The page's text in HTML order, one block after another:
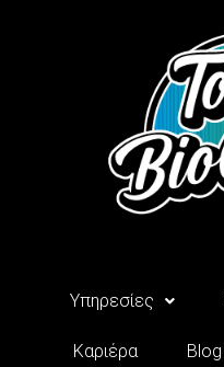
Υπηρεσίες
Καριέρα Blog